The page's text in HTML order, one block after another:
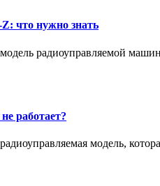
что нужно знать
радиоуправляемой
работает?
модель,